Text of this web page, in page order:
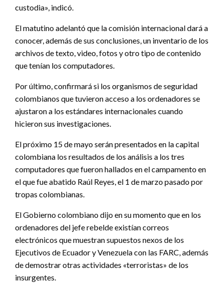
custodia», indicó.
El matutino adelantó que la comisión internacional dará a
conocer, además de sus conclusiones, un inventario de los
archivos de texto, video, fotos y otro tipo de contenido
que tenían los computadores.
Por último, confirmará si los organismos de seguridad
colombianos que tuvieron acceso a los ordenadores se
ajustaron a los estándares internacionales cuando
hicieron sus investigaciones.
El próximo 15 de mayo serán presentados en la capital
colombiana los resultados de los análisis a los tres
computadores que fueron hallados en el campamento en
el que fue abatido Raúl Reyes, el 1 de marzo pasado por
tropas colombianas.
El Gobierno colombiano dijo en su momento que en los
ordenadores del jefe rebelde existían correos
electrónicos que muestran supuestos nexos de los
Ejecutivos de Ecuador y Venezuela con las FARC, además
de demostrar otras actividades «terroristas» de los
insurgentes.